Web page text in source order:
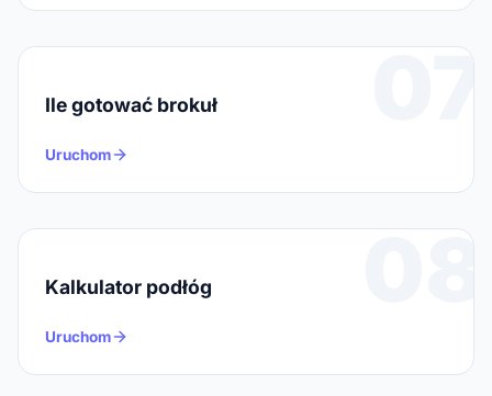
07
Ile gotować brokuł
Uruchom
08
Kalkulator podłóg
Uruchom